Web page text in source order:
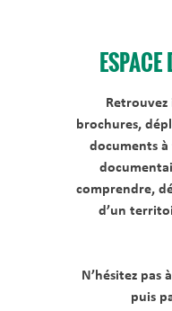
Retrouvez
brochures,
documents à
comprendre,
d’un
N’hésitez pas
puis